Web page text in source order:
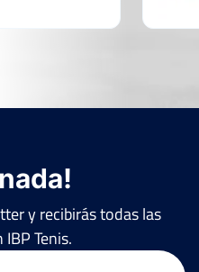
y recibirás todas las
Tenis.